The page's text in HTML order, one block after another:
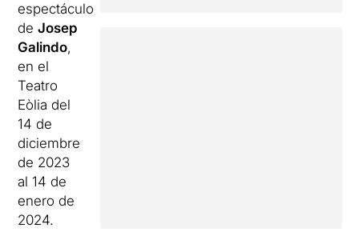
espectáculo
deJosep
Galindo,
en el
Teatro
Eòlia del
14 de
diciembre
de 2023
al 14 de
enero de
2024.